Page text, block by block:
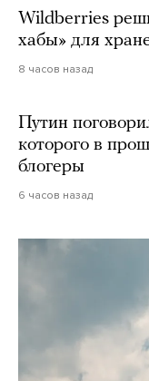
Wildberries
хабы» для
8 часов назад
Путин
которого в
блогеры
6 часов назад